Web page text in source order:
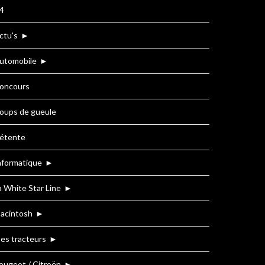
►
►
de gueule
►
White Star Line ►
►
tracteurs ►